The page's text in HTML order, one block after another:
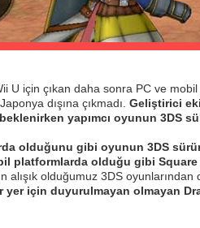
için çıkan daha sonra PC ve
dışına çıkmadı. Geliştirici
yapımcı oyunun 3DS
olduğunu gibi oyunun 3DS
platformlarda olduğu gibi Square
alışık olduğumuz 3DS
yer için duyurulmayan olmayan